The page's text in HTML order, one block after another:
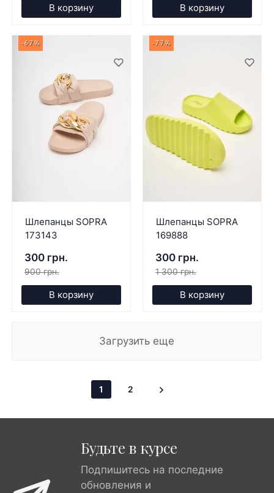
В корзину В корзину
-67%
Шлепанцы SOPRA
173143
300 грн.
900 грн.
В корзину
-77%
Шлепанцы SOPRA
169888
300 грн.
1 300 грн.
В корзину
Загрузить еще
1 2
Будьте в курсе
Подпишитесь на последние
обновления и